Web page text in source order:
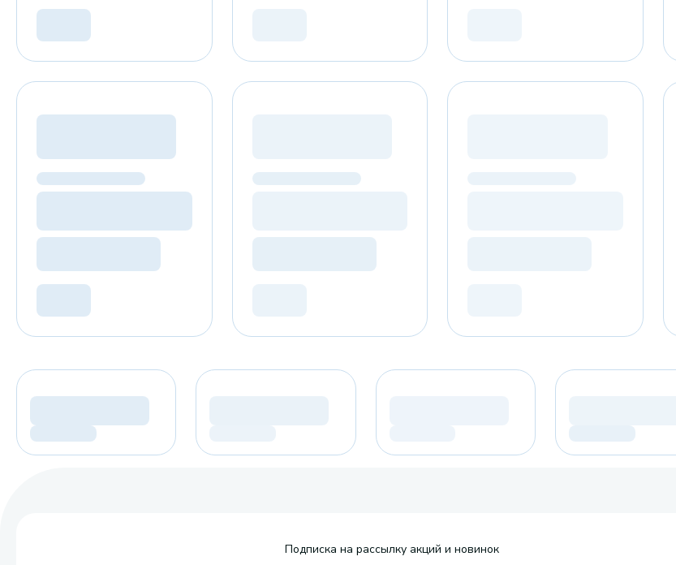
Подписка на рассылку акций и новинок